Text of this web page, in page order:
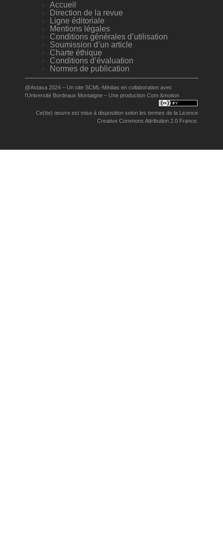
Accueil
Direction de la revue
Ligne éditoriale
Mentions légales
Conditions générales d’utilisation
Soumission d’un article
Charte éthique
Conditions d’évaluation
Normes de publication
@Astasa 2024 – Un site SCML-Médias en collaboration avec
l’Université Bordeaux Montaigne – Une production Com &motion
Ce(tte) œuvre est mise à disposition selon les termes de la
Licence
Creative Commons Attribution 2.0 France